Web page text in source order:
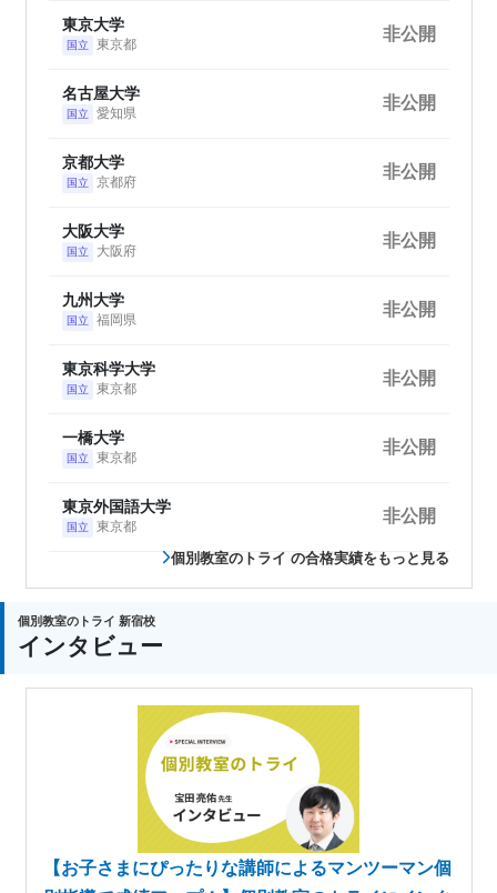
東京大学
国立 東京都
非公開
名古屋大学
国立 愛知県
非公開
京都大学
国立 京都府
非公開
大阪大学
国立 大阪府
非公開
九州大学
国立 福岡県
非公開
東京科学大学
国立 東京都
非公開
一橋大学
国立 東京都
非公開
東京外国語大学
国立 東京都
非公開
個別教室のトライ の合格実績をもっと見る
個別教室のトライ 新宿校
インタビュー
【お子さまにぴったりな講師によるマンツーマン個